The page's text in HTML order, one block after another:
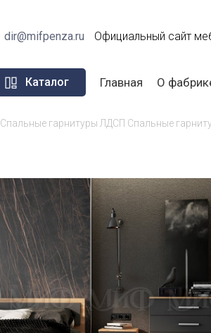
dir@mifpenza.ru Официальный сайт
Каталог Главная О
Спальные гарнитуры ЛДСП Спальные